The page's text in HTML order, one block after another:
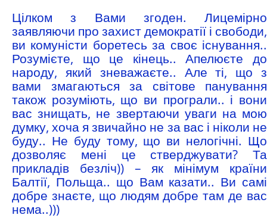
Цілком з Вами згоден. Лицемірно
заявляючи про захист демократії і свободи,
ви комуністи боретесь за своє існування..
Розумієте, що це кінець.. Апелюєте до
народу, який зневажаєте.. Але ті, що з
вами змагаються за світове панування
також розуміють, що ви програли.. і вони
вас знищать, не звертаючи уваги на мою
думку, хоча я звичайно не за вас і ніколи не
буду.. Не буду тому, що ви нелогічні. Що
дозволяє мені це стверджувати? Та
прикладів безліч)) – як мінімум країни
Балтії, Польща.. що Вам казати.. Ви самі
добре знаєте, що людям добре там де вас
нема..)))